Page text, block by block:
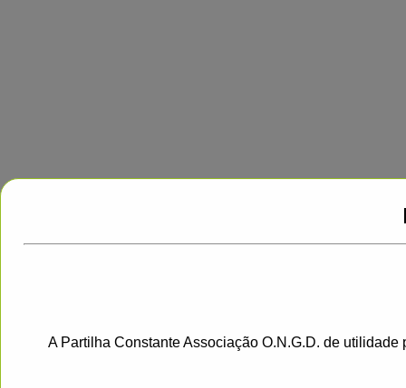
A Partilha Constante Associação O.N.G.D. de